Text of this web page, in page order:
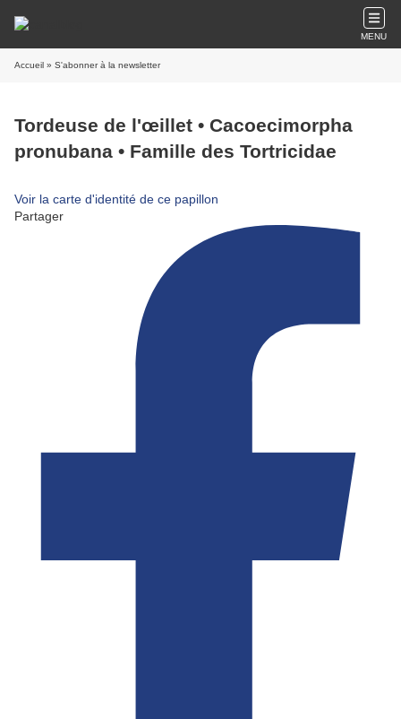
MENU
Accueil » S'abonner à la newsletter
Tordeuse de l'œillet • Cacoecimorpha
pronubana • Famille des Tortricidae
Voir la carte d'identité de ce papillon
Partager